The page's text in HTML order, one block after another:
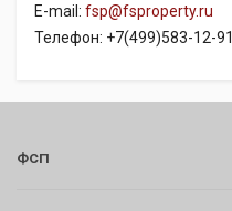
E-mail: fsp@fsproperty.ru
Телефон: +7(499)583-12-91
ФСП